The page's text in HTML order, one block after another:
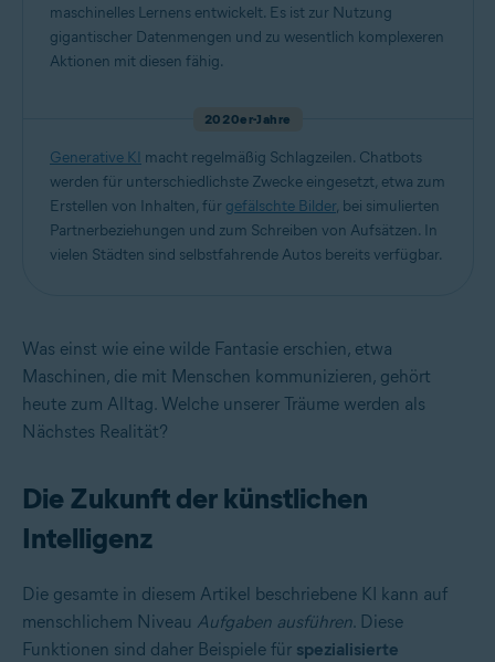
maschinelles Lernens entwickelt. Es ist zur Nutzung
gigantischer Datenmengen und zu wesentlich komplexeren
Aktionen mit diesen fähig.
2020er-Jahre
Generative KI macht regelmäßig Schlagzeilen. Chatbots
werden für unterschiedlichste Zwecke eingesetzt, etwa zum
Erstellen von Inhalten, für gefälschte Bilder, bei simulierten
Partnerbeziehungen und zum Schreiben von Aufsätzen. In
vielen Städten sind selbstfahrende Autos bereits verfügbar.
Was einst wie eine wilde Fantasie erschien, etwa
Maschinen, die mit Menschen kommunizieren, gehört
heute zum Alltag. Welche unserer Träume werden als
Nächstes Realität?
Die Zukunft der künstlichen
Intelligenz
Die gesamte in diesem Artikel beschriebene KI kann auf
menschlichem Niveau Aufgaben ausführen. Diese
Funktionen sind daher Beispiele für spezialisierte